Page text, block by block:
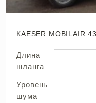
KAESER MOBILAIR 43
Длина
шланга
Уровень
шума